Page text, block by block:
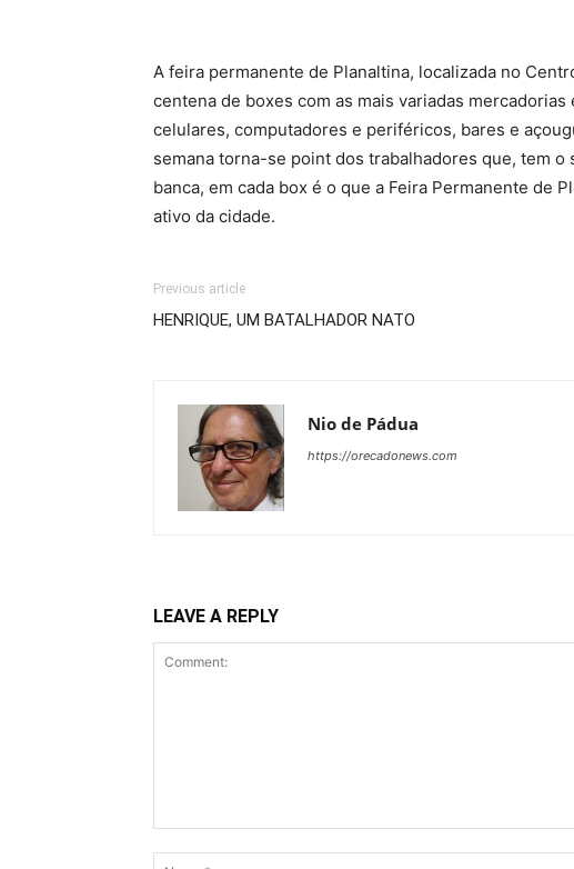
A feira permanente de Planaltina, localizada no
centena de boxes com as mais variadas
celulares, computadores e periféricos, bares e
semana torna-se point dos trabalhadores que, tem
banca, em cada box é o que a Feira Permanente de
ativo da cidade.
Previous article
HENRIQUE, UM BATALHADOR NATO
Nio de Pádua
https://orecadonews.com
LEAVE A REPLY